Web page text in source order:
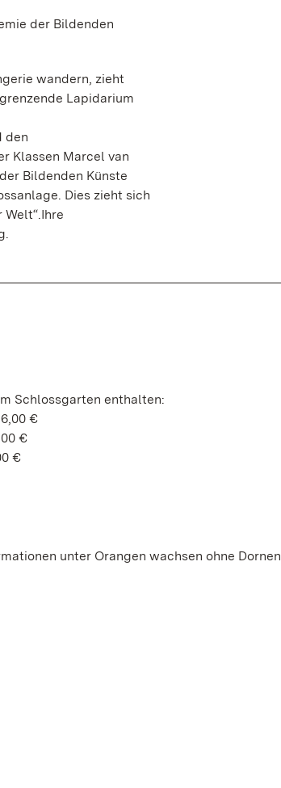
der Bildenden
wandern, zieht
Lapidarium
den
Klassen Marcel van
Bildenden Künste
Dies zieht sich
Schlossgarten enthalten:
€
€
€
unter Orangen wachsen ohne Dornen